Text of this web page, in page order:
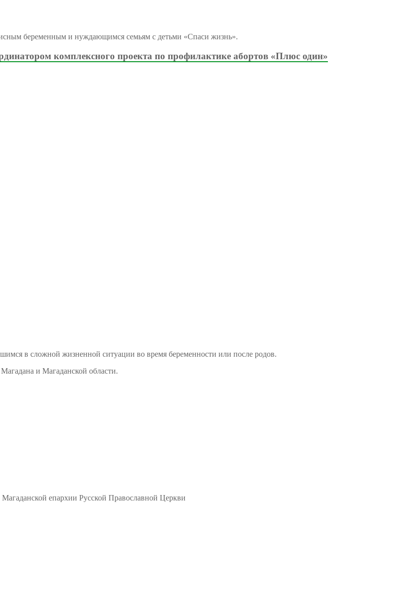
беременным и нуждающимся семьям с детьми «Спаси жизнь».
комплексного проекта по профилактике абортов «Плюс один»
в сложной жизненной ситуации во время беременности или после родов.
и Магаданской области.
епархии Русской Православной Церкви